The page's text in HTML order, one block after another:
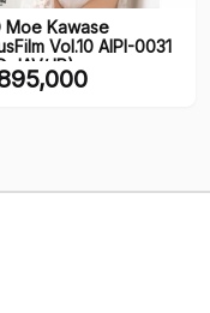
Moe Kawase
Vol.10 AIPI-0031
JAV/JP)